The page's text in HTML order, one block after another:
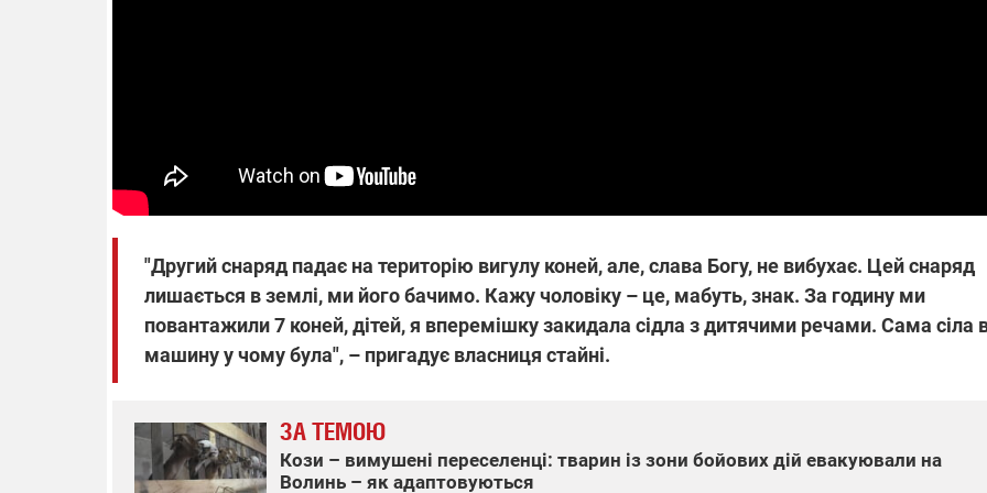
"Другий снаряд падає на територію вигулу коней, але, слава Богу, не вибухає. Цей снаряд
лишається в землі, ми його бачимо. Кажу чоловіку – це, мабуть, знак. За годину ми
повантажили 7 коней, дітей, я вперемішку закидала сідла з дитячими речами. Сама сіла
машину у чому була", – пригадує власниця стайні.
ЗА ТЕМОЮ
Кози – вимушені переселенці: тварин із зони бойових дій евакуювали на
Волинь – як адаптовуються
бригад ЗСУ